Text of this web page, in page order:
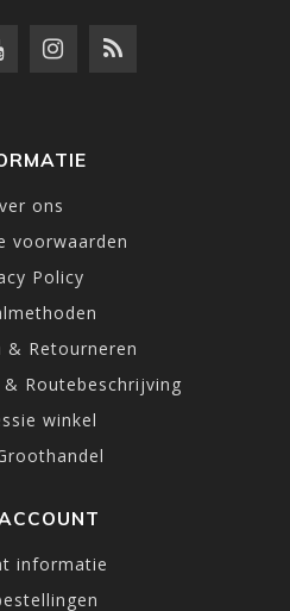
ons
voorwaarden
Policy
& Retourneren
Routebeschrijving
winkel
informatie